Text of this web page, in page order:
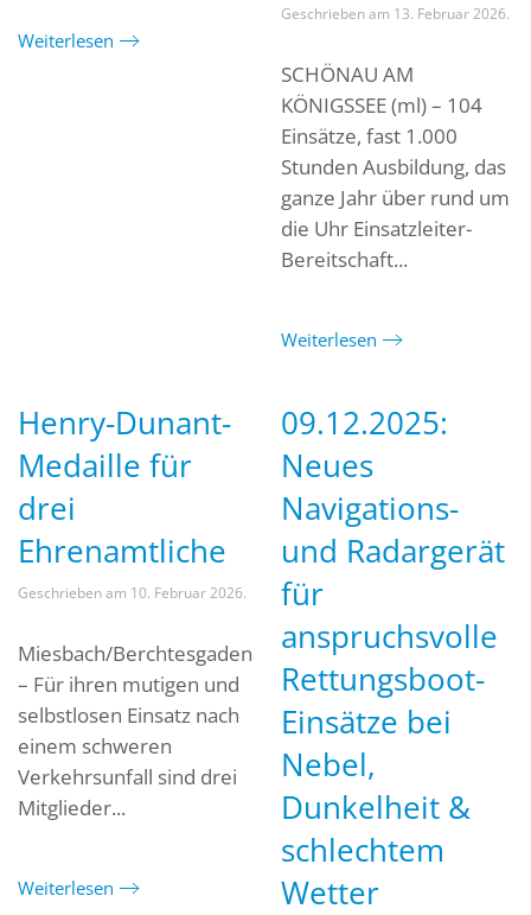
Weiterlesen
Geschrieben am 13. Februar 2026.
SCHÖNAU AM
KÖNIGSSEE (ml) – 104
Einsätze, fast 1.000
Stunden Ausbildung, das
ganze Jahr über rund um
die Uhr Einsatzleiter-
Bereitschaft...
Weiterlesen
Henry-Dunant-
Medaille für
drei
Ehrenamtliche
Geschrieben am 10. Februar 2026.
Miesbach/Berchtesgaden
– Für ihren mutigen und
selbstlosen Einsatz nach
einem schweren
Verkehrsunfall sind drei
Mitglieder...
Weiterlesen
09.12.2025:
Neues
Navigations-
und Radargerät
für
anspruchsvolle
Rettungsboot-
Einsätze bei
Nebel,
Dunkelheit &
schlechtem
Wetter